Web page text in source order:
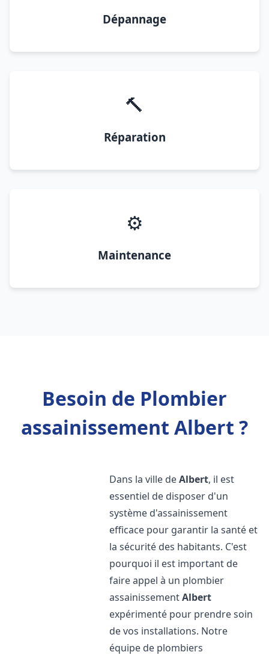
Dépannage
🔨
Réparation
⚙️
Maintenance
Besoin de Plombier
assainissement Albert ?
Dans la ville deAlbert, il est
essentiel de disposer d'un
système d'assainissement
efficace pour garantir la santé et
la sécurité des habitants. C'est
pourquoi il est important de
faire appel à un plombier
assainissementAlbert
expérimenté pour prendre soin
de vos installations. Notre
équipe de plombiers